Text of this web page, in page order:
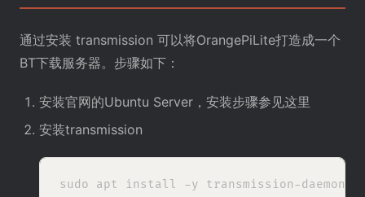
通过安装 transmission 可以将OrangePiLite打造成一个
BT下载服务器。步骤如下：
安装官网的Ubuntu Server，安装步骤参见这里
安装transmission